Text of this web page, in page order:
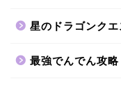
星のドラゴンク
最強でんでん攻略